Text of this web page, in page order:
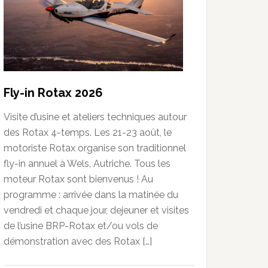
Fly-in Rotax 2026
Visite d’usine et ateliers techniques autour
des Rotax 4-temps. Les 21-23 août, le
motoriste Rotax organise son traditionnel
fly-in annuel à Wels, Autriche. Tous les
moteur Rotax sont bienvenus ! Au
programme : arrivée dans la matinée du
vendredi et chaque jour, dejeuner et visites
de l’usine BRP-Rotax et/ou vols de
démonstration avec des Rotax […]